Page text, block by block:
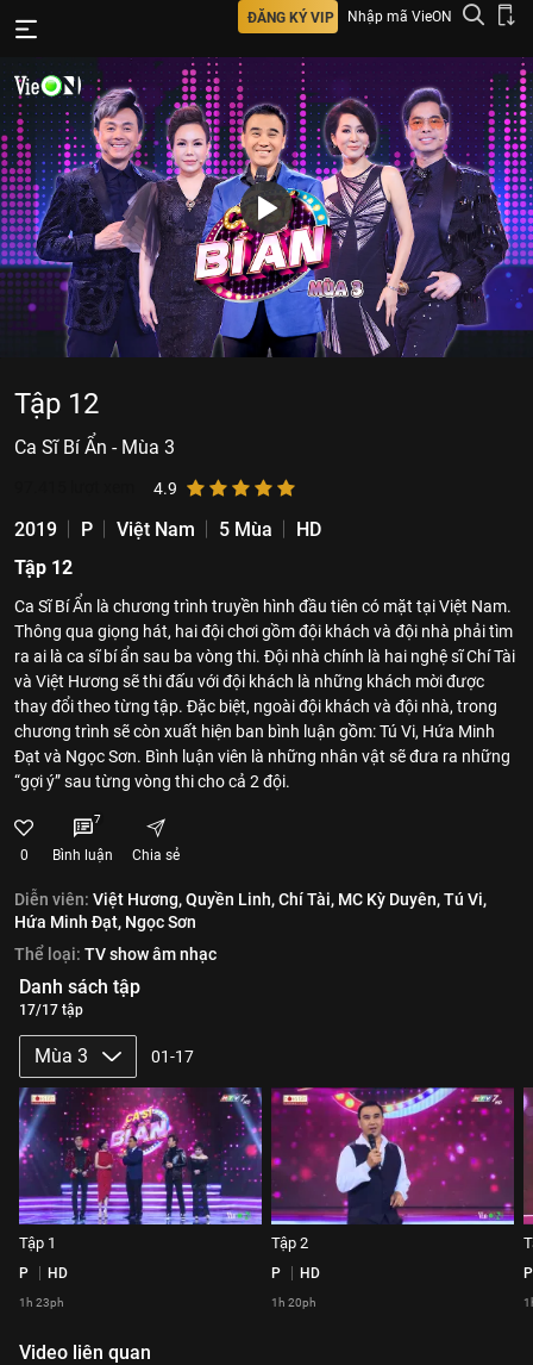
ĐĂNG KÝ VIP Nhập mã VieON
Tập 12
Ca Sĩ Bí Ẩn - Mùa 3
4.9
2019 P Việt Nam 5 Mùa
HD
Tập 12
Ca Sĩ Bí Ẩn là chương trình truyền hình đầu tiên có mặt tại Việt Nam.
Thông qua giọng hát, hai đội chơi gồm đội khách và đội nhà phải tìm
ra ai là ca sĩ bí ẩn sau ba vòng thi. Đội nhà chính là hai nghệ sĩ Chí Tài
và Việt Hương sẽ thi đấu với đội khách là những khách mời được
thay đổi theo từng tập. Đặc biệt, ngoài đội khách và đội nhà, trong
chương trình sẽ còn xuất hiện ban bình luận gồm: Tú Vi, Hứa Minh
Đạt và Ngọc Sơn. Bình luận viên là những nhân vật sẽ đưa ra những
“gợi ý” sau từng vòng thi cho cả 2 đội.
0
7
Bình luận Chia sẻ
Diễn viên: Việt Hương,Quyền Linh,Chí Tài, MC Kỳ Duyên,Tú Vi,
Hứa Minh Đạt, Ngọc Sơn
Thể loại: TV show âm nhạc
Danh sách tập
17/17 tập
Mùa 3 01-17
Tập 1
P HD
1h 23ph
Tập 2
P HD
1h 20ph
P
Video liên quan